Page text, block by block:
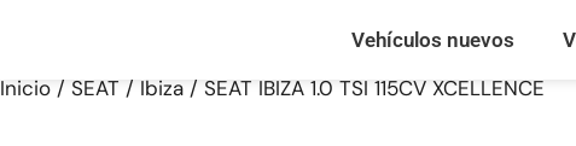
Vehículos nuevos
Inicio / SEAT / Ibiza / SEAT IBIZA 1.0 TSI 115CV XCELLENCE